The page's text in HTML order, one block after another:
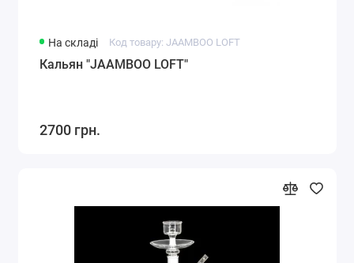
На складі Код товару: JAAMBOO LOFT
Кальян "JAAMBOO LOFT"
2700 грн.